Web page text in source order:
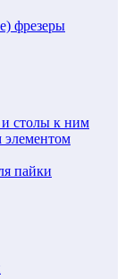
фрезеры
столы к ним
элементом
пайки